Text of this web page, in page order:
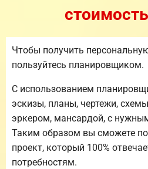
Чтобы получить
пользуйтесь планировщиком.
С использованием
эскизы, планы, чертежи,
эркером, мансардой, с
Таким образом вы сможете
проект, который 100%
потребностям.